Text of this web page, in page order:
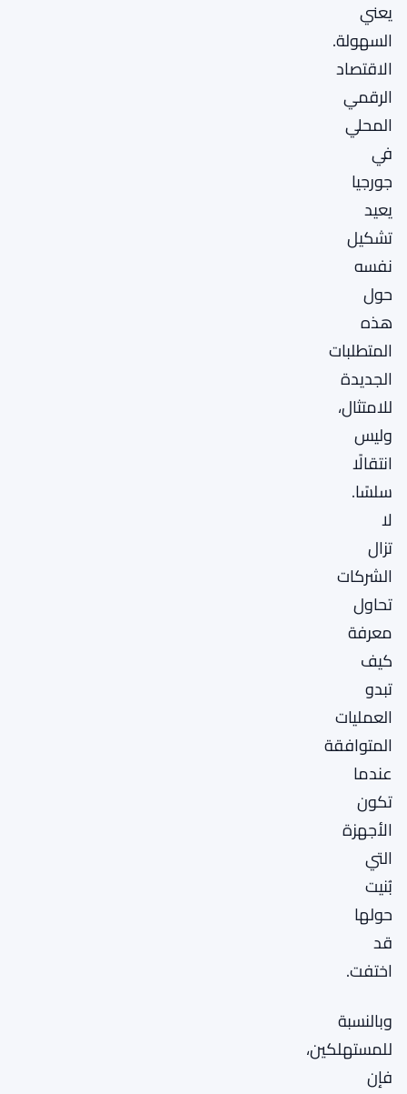
يعني
السهولة.
الاقتصاد
الرقمي
المحلي
في
جورجيا
يعيد
تشكيل
نفسه
حول
هذه
المتطلبات
الجديدة
للامتثال،
وليس
انتقالًا
سلسًا.
لا
تزال
الشركات
تحاول
معرفة
كيف
تبدو
العمليات
المتوافقة
عندما
تكون
الأجهزة
التي
بُنيت
حولها
قد
اختفت.
وبالنسبة
للمستهلكين،
فإن